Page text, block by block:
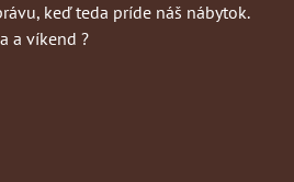
keď teda príde náš nábytok.
a víkend ?